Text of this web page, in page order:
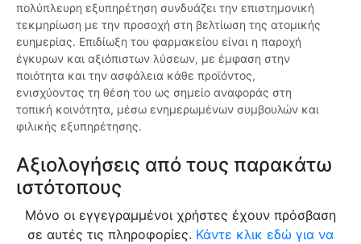
πολύπλευρη εξυπηρέτηση συνδυάζει την επιστημονική
τεκμηρίωση με την προσοχή στη βελτίωση της ατομικής
ευημερίας. Επιδίωξη του φαρμακείου είναι η παροχή
έγκυρων και αξιόπιστων λύσεων, με έμφαση στην
ποιότητα και την ασφάλεια κάθε προϊόντος,
ενισχύοντας τη θέση του ως σημείο αναφοράς στη
τοπική κοινότητα, μέσω ενημερωμένων συμβουλών και
φιλικής εξυπηρέτησης.
Αξιολογήσεις από τους παρακάτω
ιστότοπους
Μόνο οι εγγεγραμμένοι χρήστες έχουν πρόσβαση
σε αυτές τις πληροφορίες. Κάντε κλικ εδώ για να